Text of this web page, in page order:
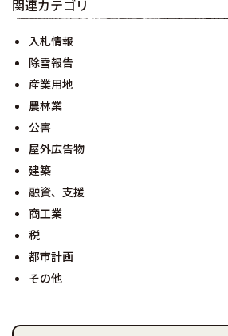
関連カテゴリ
入札情報
除雪報告
産業用地
農林業
公害
屋外広告物
建築
融資、支援
商工業
税
都市計画
その他